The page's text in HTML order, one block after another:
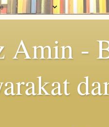
Amin -